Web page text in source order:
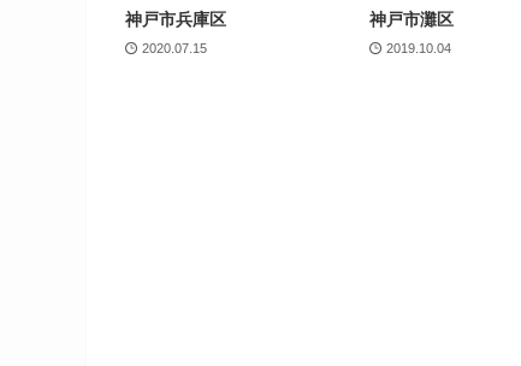
神戸市兵庫区
2020.07.15
神戸市灘区
2019.10.04